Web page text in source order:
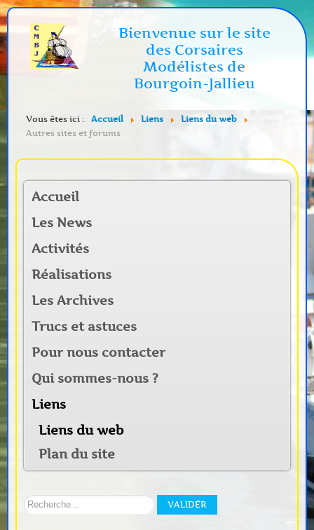
Bienvenue sur le site
des Corsaires
Modélistes de
Bourgoin-Jallieu
Vous êtes ici : Accueil Liens
Liens du web
Autres sites et forums
Accueil
Les News
Activités
Réalisations
Les Archives
Trucs et astuces
Pour nous contacter
Qui sommes-nous ?
Liens
Liens du web
Plan du site
Rechercher
VALIDER